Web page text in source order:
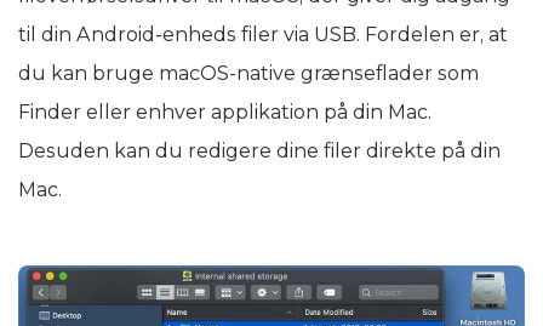
til din Android-enheds filer via USB. Fordelen er, at
du kan bruge macOS-native grænseflader som
Finder eller enhver applikation på din Mac.
Desuden kan du redigere dine filer direkte på din
Mac.